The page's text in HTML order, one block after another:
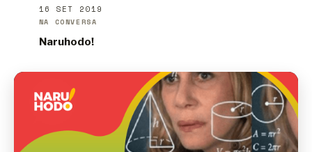
16 SET 2019
NA CONVERSA
Naruhodo!